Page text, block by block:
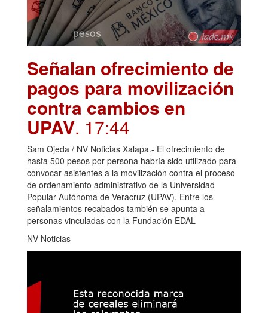
Señalan ofrecimiento de
pagos para movilización
contra cambios en
UPAV. 17:44
Sam Ojeda / NV Noticias Xalapa.- El ofrecimiento de
hasta 500 pesos por persona habría sido utilizado para
convocar asistentes a la movilización contra el proceso
de ordenamiento administrativo de la Universidad
Popular Autónoma de Veracruz (UPAV). Entre los
señalamientos recabados también se apunta a
personas vinculadas con la Fundación EDAL
NV Noticias